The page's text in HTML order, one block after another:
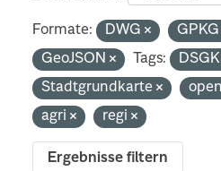
Formate: DWG
GeoJSON
Tags:
Stadtgrundkarte
agri
regi
Ergebnisse filtern